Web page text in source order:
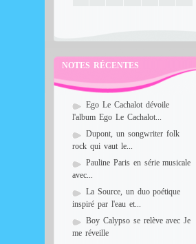
NOTES RÉCENTES
Ego Le Cachalot dévoile
l'album Ego Le Cachalot...
Dupont, un songwriter folk
rock qui vaut le...
Pauline Paris en série musicale
avec...
La Source, un duo poétique
inspiré par l'eau et...
Boy Calypso se relève avec Je
me réveille